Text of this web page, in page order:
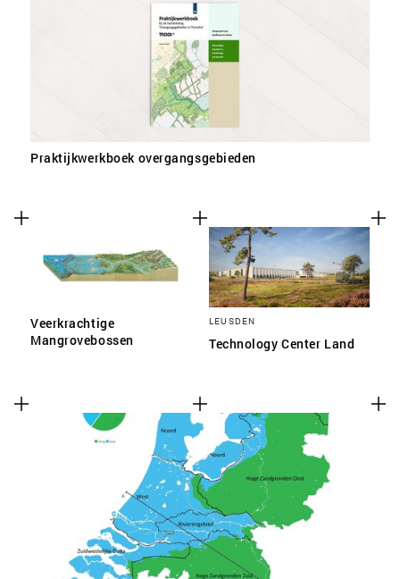
Praktijkwerkboek overgangsgebieden
Veerkrachtige
Mangrovebossen
LEUSDEN
Technology Center Land
SLA VOORKEUREN OP